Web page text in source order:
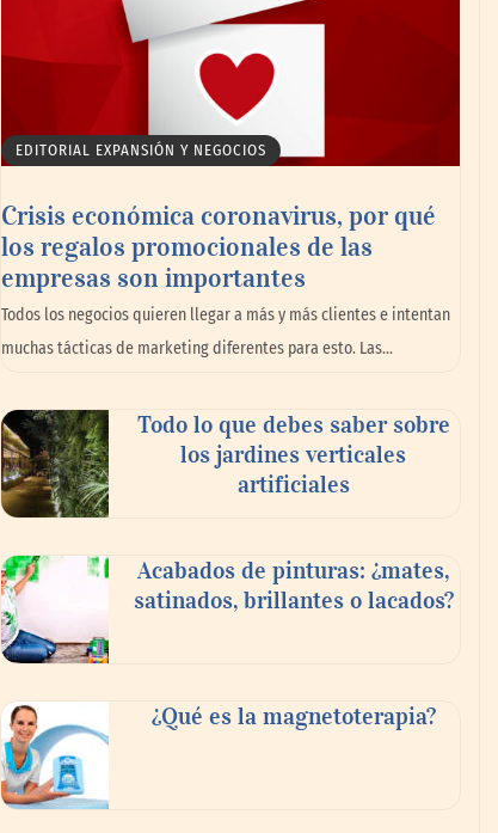
EDITORIAL EXPANSIÓN Y NEGOCIOS
Crisis económica coronavirus, por qué
los regalos promocionales de las
empresas son importantes
Todos los negocios quieren llegar a más y más clientes e intentan
muchas tácticas de marketing diferentes para esto. Las…
Todo lo que debes saber sobre
los jardines verticales
artificiales
Acabados de pinturas: ¿mates,
satinados, brillantes o lacados?
¿Qué es la magnetoterapia?